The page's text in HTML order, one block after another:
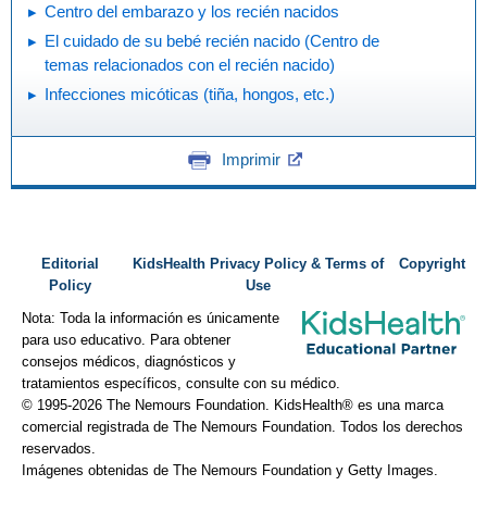
Centro del embarazo y los recién nacidos
El cuidado de su bebé recién nacido (Centro de
temas relacionados con el recién nacido)
Infecciones micóticas (tiña, hongos, etc.)
Imprimir
Editorial
Policy
KidsHealth Privacy Policy & Terms of
Use
Copyright
Nota: Toda la información es únicamente
para uso educativo. Para obtener
consejos médicos, diagnósticos y
tratamientos específicos, consulte con su médico.
© 1995-2026 The Nemours Foundation. KidsHealth® es una marca
comercial registrada de The Nemours Foundation. Todos los derechos
reservados.
Imágenes obtenidas de The Nemours Foundation y Getty Images.